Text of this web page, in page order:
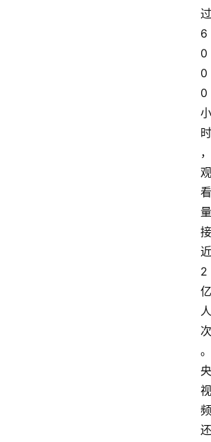
过
6
0
0
0
小
时
，
观
看
量
接
近
2
亿
人
次
。
央
视
频
还